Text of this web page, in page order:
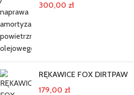
300,00 zł
RĘKAWICE FOX DIRTPAW
179,00 zł